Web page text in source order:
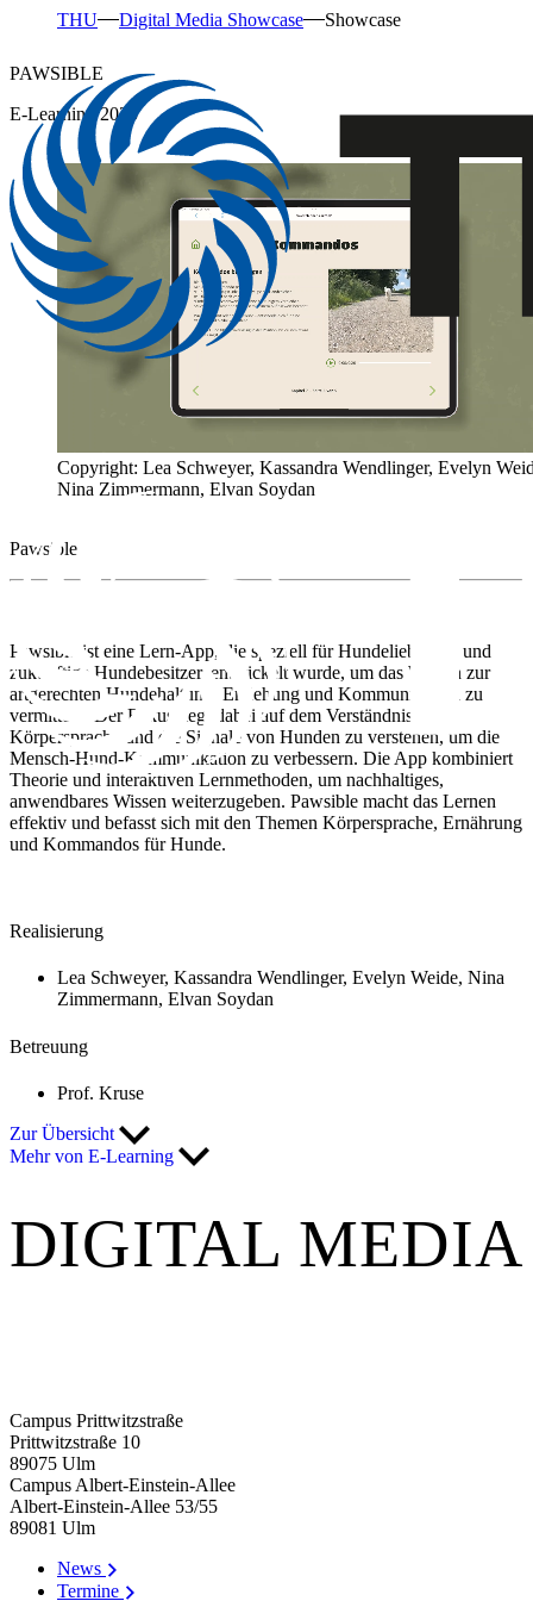
THU Digital Media Showcase Showcase
PAWSIBLE
E-Learning 2025
Copyright: Lea Schweyer, Kassandra Wendlinger, Evelyn
Nina Zimmermann, Elvan Soydan
Pawsible
Pawsible ist eine Lern-App, die speziell für Hundeliebhaber und
zukünftige Hundebesitzer, entwickelt wurde, um das Wissen zur
artgerechten Hundehaltung, Erziehung und Kommunikation zu
vermitteln. Der Fokus liegt dabei auf dem Verständnis die
Körpersprache und die Signale von Hunden zu verstehen, um die
Mensch-Hund-Kommunikation zu verbessern. Die App kombiniert
Theorie und interaktiven Lernmethoden, um nachhaltiges,
anwendbares Wissen weiterzugeben. Pawsible macht das Lernen
effektiv und befasst sich mit den Themen Körpersprache, Ernährung
und Kommandos für Hunde.
Realisierung
Lea Schweyer, Kassandra Wendlinger, Evelyn Weide, Nina
Zimmermann, Elvan Soydan
Betreuung
Prof. Kruse
Zur Übersicht
Mehr von E-Learning
DIGITAL MEDIA
Campus Prittwitzstraße
Prittwitzstraße 10
89075 Ulm
Campus Albert-Einstein-Allee
Albert-Einstein-Allee 53/​55
89081 Ulm
News
Termine